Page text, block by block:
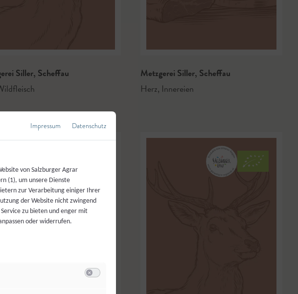
Siller, Scheffau
Metzgerei Siller, Scheffau
Herz, Innereien
Impressum Datenschutz
von Salzburger Agrar
(1), um unsere Dienste
zur Verarbeitung einiger Ihrer
der Website nicht zwingend
zu bieten und enger mit
oder widerrufen.